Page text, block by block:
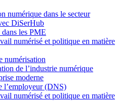
numérique dans le secteur
DiSerHub
les PME
numérisé et politique en matière
numérisation
de l’industrie numérique
moderne
l’employeur (DNS)
numérisé et politique en matière